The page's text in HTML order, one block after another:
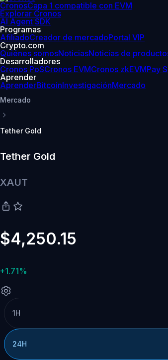
CronosCapa 1 compatible con EVM
Explorar Cronos
AI Agent SDK
Programas
AfiliadoCreador de mercadoPortal VIP
Crypto.com
Quiénes somosNoticiasNoticias de
Desarrolladores
Cronos PoSCronos EVMCronos zkEVMPay
Aprender
AprenderBitcoinInvestigaciónMercado
Mercado
Tether Gold
Tether Gold
XAUT
$4,250.15
+1.71%
1H
24H